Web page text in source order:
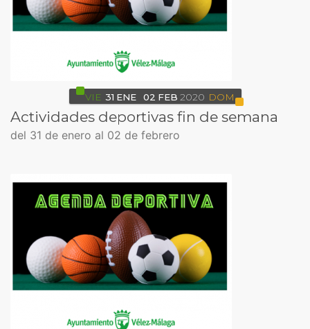
VIE 31 ENE 02 FEB 2020 DOM
Actividades deportivas fin de semana
del 31 de enero al 02 de febrero